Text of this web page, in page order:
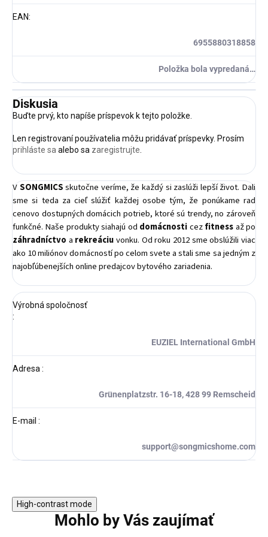
EAN:
6955880318858
Položka bola vypredaná…
Diskusia
Buďte prvý, kto napíše príspevok k tejto položke.
Len registrovaní používatelia môžu pridávať príspevky. Prosím
prihláste sa alebo sa zaregistrujte
VSONGMICSskutočne veríme, že každý si zaslúži lepší život. Dali
sme si teda za cieľ slúžiť každej osobe tým, že ponúkame rad
cenovo dostupných domácich potrieb, ktoré sú trendy, no zároveň
funkčné. Naše produkty siahajú od domácnosticezfitnessaž po
záhradníctvo a rekreáciuvonku. Od roku 2012 sme obslúžili viac
ako 10 miliónov domácností po celom svete a stali sme sa jedným z
najobľúbenejších online predajcov bytového zariadenia.
Výrobná spoločnosť
:
EUZIEL International GmbH
Adresa :
Grünenplatzstr. 16-18, 428 99 Remscheid
E-mail :
support@songmicshome.com
High-contrast mode
Mohlo by Vás zaujímať